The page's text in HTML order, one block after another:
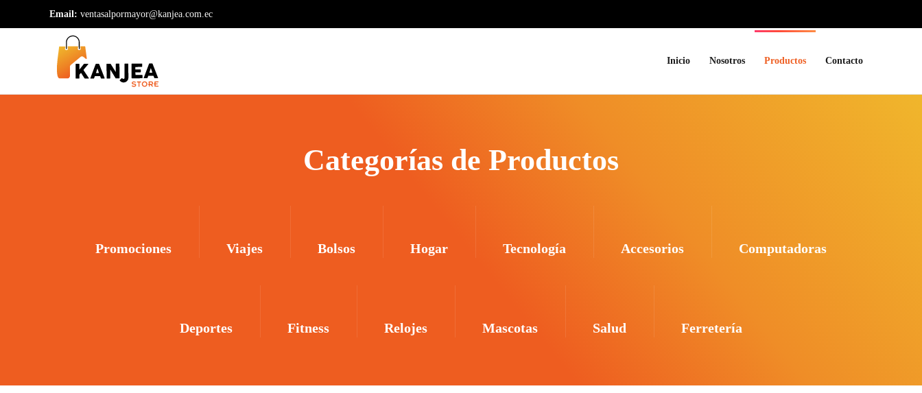
Skip to main content
Email: ventasalpormayor@kanjea.com.ec
Inicio Nosotros Productos Contacto
Categorías de Productos
Promociones Viajes Bolsos Hogar Tecnología Accesorios Computadoras
Deportes Fitness Relojes Mascotas Salud Ferretería